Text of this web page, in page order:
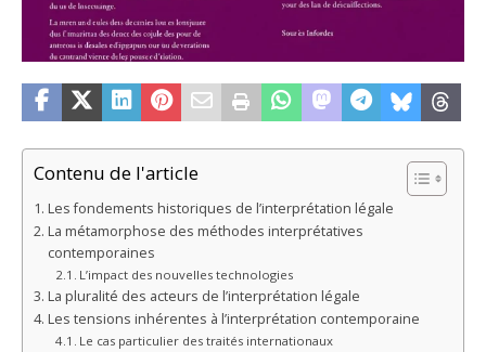
Contenu de l'article
Les fondements historiques de l’interprétation légale
La métamorphose des méthodes interprétatives
contemporaines
L’impact des nouvelles technologies
La pluralité des acteurs de l’interprétation légale
Les tensions inhérentes à l’interprétation contemporaine
Le cas particulier des traités internationaux